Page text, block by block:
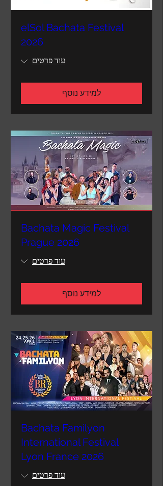
elSol Bachata Festival
2026
עוד פרטים
למידע נוסף
Bachata Magic Festival
Prague 2026
עוד פרטים
למידע נוסף
Bachata Familyon
International Festival
Lyon France 2026
עוד פרטים